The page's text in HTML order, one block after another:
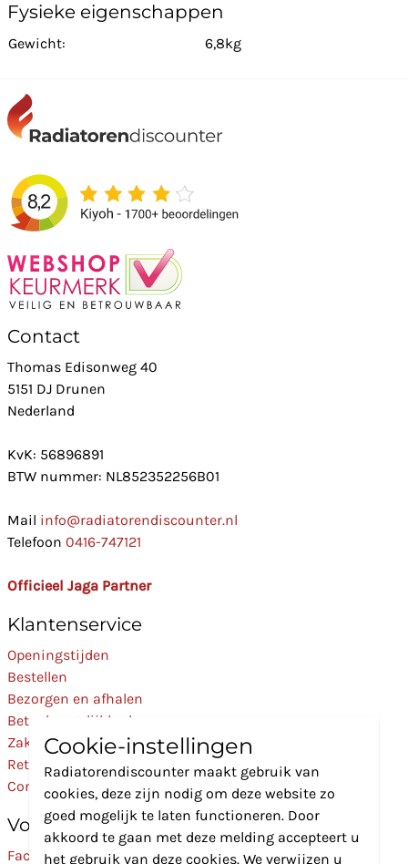
Fysieke eigenschappen
Gewicht: 6,8kg
Contact
Thomas Edisonweg 40
5151 DJ Drunen
Nederland
KvK: 56896891
BTW nummer: NL852352256B01
Mail info@radiatorendiscounter.nl
Telefoon 0416-747121
Officieel Jaga Partner
Klantenservice
Openingstijden
Bestellen
Bezorgen en afhalen
Betaalmogelijkheden
Zakelijk
Retourneren
Contact
Volg Ons
Facebook
Cookie-instellingen
Radiatorendiscounter maakt gebruik van
cookies, deze zijn nodig om deze website zo
goed mogelijk te laten functioneren. Door
akkoord te gaan met deze melding accepteert u
het gebruik van deze cookies. We verwijzen u